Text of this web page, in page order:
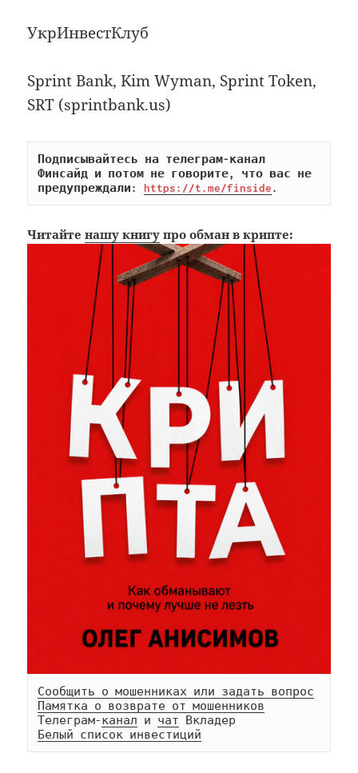
УкрИнвестКлуб
Sprint Bank, Kim Wyman, Sprint Token,
SRT (sprintbank.us)
Подписывайтесь на телеграм-канал
Финсайд и потом не говорите, что вас не
предупреждали: https://t.me/finside.
Читайтенашу книгу про обман в крипте:
Сообщить о мошенниках или задать вопрос
Памятка о возврате от мошенников
Телеграм-канал и чат
Белый список инвестиций